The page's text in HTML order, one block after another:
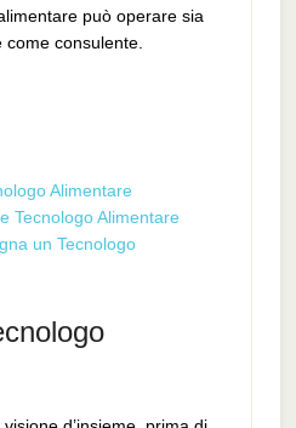
può operare sia
consulente.
Alimentare
Tecnologo Alimentare
un Tecnologo